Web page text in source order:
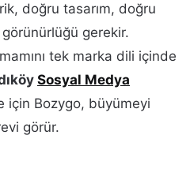
doğru tasarım, doğru
gerekir.
tek marka dili içinde
Sosyal Medya
için Bozygo, büyümeyi
görür.